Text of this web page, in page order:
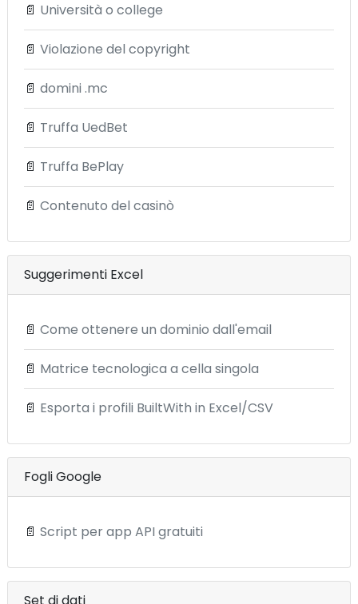
📄 Università o college
📄 Violazione del copyright
📄 domini .mc
📄 Truffa UedBet
📄 Truffa BePlay
📄 Contenuto del casinò
Suggerimenti Excel
📄 Come ottenere un dominio dall'email
📄 Matrice tecnologica a cella singola
📄 Esporta i profili BuiltWith in Excel/CSV
Fogli Google
📄 Script per app API gratuiti